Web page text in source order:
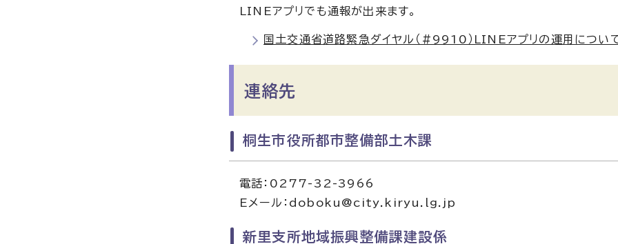
LINEアプリでも通報が出来ます。
国土交通省道路緊急ダイヤル（#9910）LINEアプリの運用につい
連絡先
桐生市役所都市整備部土木課
電話：0277-32-3966
Eメール：doboku@city.kiryu.lg.jp
新里支所地域振興整備課建設係